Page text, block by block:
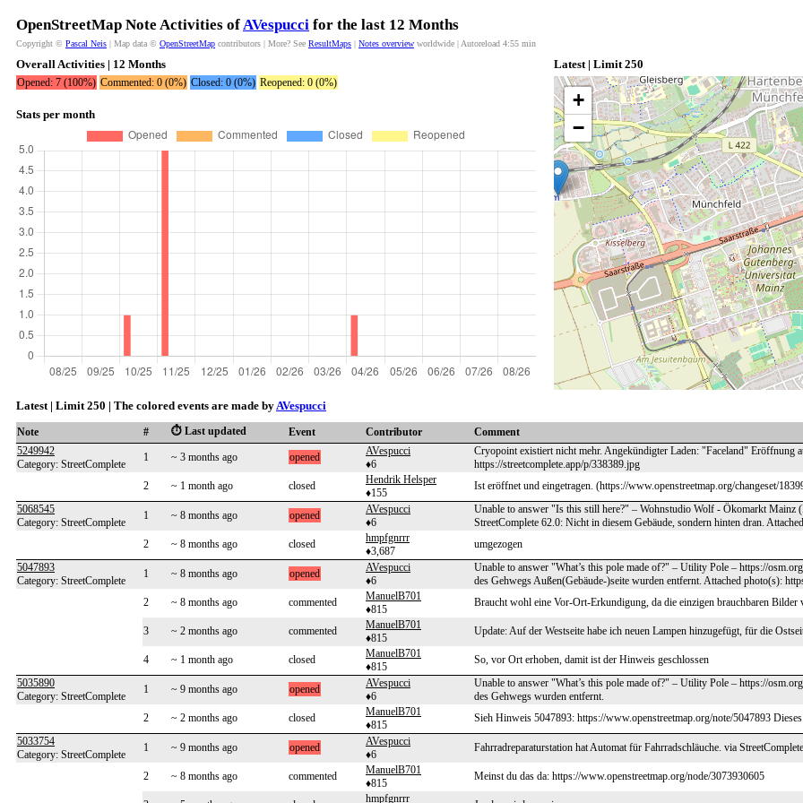
OpenStreetMap Note Activities ofAVespucci for the last 12 Months
Copyright © Pascal Neis | Map data © OpenStreetMap contributors | More? See ResultMaps | Notes overview worldwide | Autoreload 4:55 min
Overall Activities | 12 Months
Opened: 7 (100%) Commented: 0 (0%) Closed: 0 (0%) Reopened: 0 (0%)
Stats per month
Latest | Limit 250
+
−
Latest | Limit 250 | The colored events are made byAVespucci
Note # ⏱️ Last updated Event Contributor
Comment
5249942
Category: StreetComplete
1 ~ 3 months ago opened
AVespucci
♦6
Cryopoint existiert nicht mehr. Angekündigter Laden: "Faceland" Eröffnung
https://streetcomplete.app/p/338389.jpg
2
~ 1 month ago closed
Hendrik Helsper
♦155
Ist eröffnet und eingetragen. (https://www.openstreetmap.org/changeset/
5068545
Category: StreetComplete
1 ~ 8 months ago opened
AVespucci
♦6
Unable to answer "Is this still here?" – Wohnstudio Wolf - Ökomarkt Mainz
StreetComplete 62.0: Nicht in diesem Gebäude, sondern hinten dran.
2
~ 8 months ago closed
hmpfgnrrr
♦3,687
umgezogen
5047893
Category: StreetComplete
1 ~ 8 months ago opened
AVespucci
♦6
Unable to answer "What’s this pole made of?" – Utility Pole – https://
des Gehwegs Außen(Gebäude-)seite wurden entfernt. Attached photo(s):
2
~ 8 months ago commented
ManuelB701
♦815
Braucht wohl eine Vor-Ort-Erkundigung, da die einzigen brauchbaren Bilder
3 ~ 2 months ago commented
ManuelB701
♦815
Update: Auf der Westseite habe ich neuen Lampen hinzugefügt, für die
4 ~ 1 month ago closed
ManuelB701
♦815
So, vor Ort erhoben, damit ist der Hinweis geschlossen
5035890
Category: StreetComplete
1 ~ 9 months ago opened
AVespucci
♦6
Unable to answer "What’s this pole made of?" – Utility Pole – https://
des Gehwegs wurden entfernt.
2
~ 2 months ago closed
ManuelB701
♦815
Sieh Hinweis 5047893: https://www.openstreetmap.org/note/5047893
5033754
Category: StreetComplete
1 ~ 9 months ago opened
AVespucci
♦6
Fahrradreparaturstation hat Automat für Fahrradschläuche. via
2 ~ 8 months ago commented
ManuelB701
♦815
Meinst du das da: https://www.openstreetmap.org/node/3073930605
hmpfgnrrr